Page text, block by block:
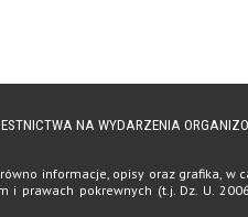
NA WYDARZENIA
informacje, opisy oraz grafika, w
pokrewnych (t.j. Dz. U.